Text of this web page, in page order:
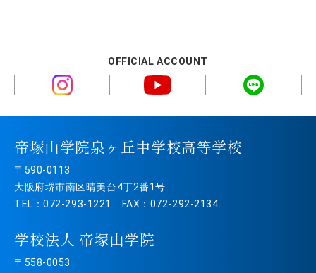
OFFICIAL ACCOUNT
帝塚山学院泉ヶ丘中学校高等学校
〒590-0113
大阪府堺市南区晴美台4丁2番1号
TEL：072-293-1221 FAX：072-292-2134
学校法人 帝塚山学院
〒558-0053